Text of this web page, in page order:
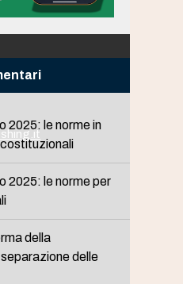
2025: le norme in
2025: le norme per
della
delle